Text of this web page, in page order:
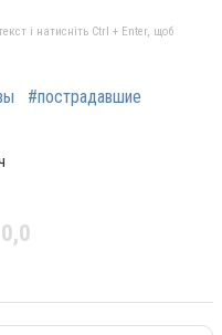
і натисніть Ctrl + Enter, щоб
#пострадавшие
0,0